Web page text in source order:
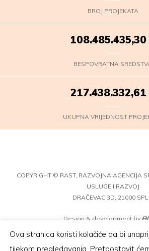
BROJ PROJEKATA
108.485.436,52
BESPOVRATNA
217.438.333,83
UKUPNA VRIJEDNOST
COPYRIGHT © RAST, RAZVOJNA AGENCIJA
USLUGE I RAZVOJ
DRAČEVAC 3D, 21000
Design & development by
Ova stranica koristi kolačiće da bi
tijekom pregledavanja. Pretpostavit